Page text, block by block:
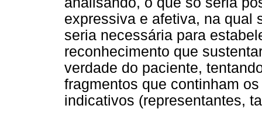
expressiva e afetiva, na qual
seria necessária para
reconhecimento que
verdade do paciente,
fragmentos que continham
indicativos (representantes,